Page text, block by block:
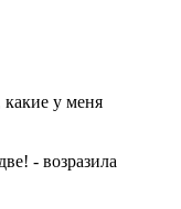
у меня
- возразила